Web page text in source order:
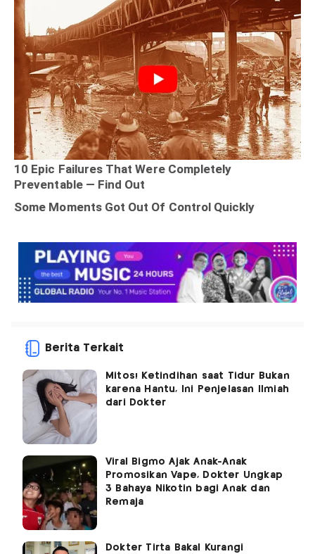
Berita Terkait
Mitos! Ketindihan saat Tidur Bukan
karena Hantu, Ini Penjelasan Ilmiah
dari Dokter
Viral Bigmo Ajak Anak-Anak
Promosikan Vape, Dokter Ungkap
3 Bahaya Nikotin bagi Anak dan
Remaja
Dokter Tirta Bakal Kurangi